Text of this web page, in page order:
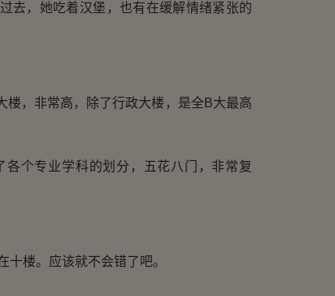
，她吃着汉堡，也有在缓解情绪紧张的
，非常高，除了行政大楼，是全B大最高
个专业学科的划分，五花八门，非常复
楼。应该就不会错了吧。